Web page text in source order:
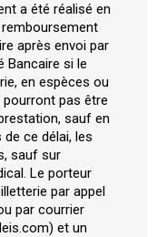
a été réalisé en
après envoi par
Bancaire si le
en espèces ou
pourront pas être
sauf en
ce délai, les
sauf sur
Le porteur
par appel
par courrier
et un